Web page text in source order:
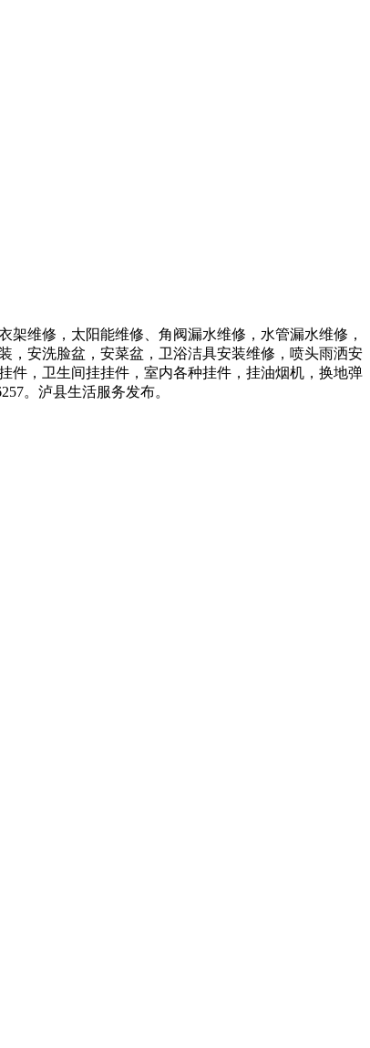
维修，太阳能维修、角阀漏水维修，水管漏水维修，
，安洗脸盆，安菜盆，卫浴洁具安装维修，喷头雨洒安
件，卫生间挂挂件，室内各种挂件，挂油烟机，换地弹
。泸县生活服务发布。